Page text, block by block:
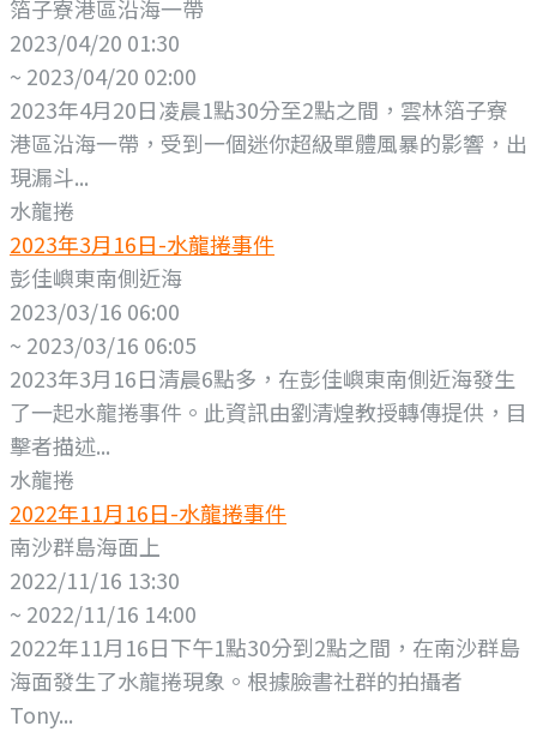
箔子寮港區沿海一帶
2023/04/20 01:30
~ 2023/04/20 02:00
2023年4月20日凌晨1點30分至2點之間，雲林箔子寮
港區沿海一帶，受到一個迷你超級單體風暴的影響，出
現漏斗...
水龍捲
2023年3月16日-水龍捲事件
彭佳嶼東南側近海
2023/03/16 06:00
~ 2023/03/16 06:05
2023年3月16日清晨6點多，在彭佳嶼東南側近海發生
了一起水龍捲事件。此資訊由劉清煌教授轉傳提供，目
擊者描述...
水龍捲
2022年11月16日-水龍捲事件
南沙群島海面上
2022/11/16 13:30
~ 2022/11/16 14:00
2022年11月16日下午1點30分到2點之間，在南沙群島
海面發生了水龍捲現象。根據臉書社群的拍攝者
Tony...